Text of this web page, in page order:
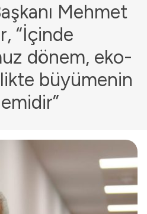
Mehmet
“İçinde
dönem, eko-
büyümenin